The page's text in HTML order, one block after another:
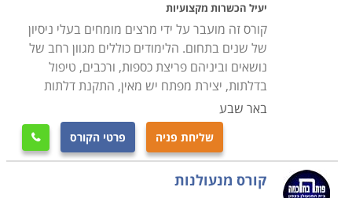
יעיל הכשרות מקצועיות
קורס זה מועבר על ידי מרצים מומחים בעלי ניסיון
של שנים בתחום. הלימודים כוללים מגוון רחב של
נושאים וביניהם פריצת כספות, ורכבים, טיפול
בדלתות, יצירת מפתח יש מאין, התקנת דלתות
באר שבע
שליחת פניה פרטי הקורס 
קורס מנעולנות